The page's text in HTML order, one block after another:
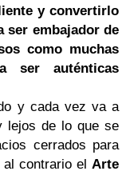
y convertirlo
ser embajador de
como muchas
ser auténticas
y cada vez va a
lejos de lo que se
cerrados para
contrario el Arte